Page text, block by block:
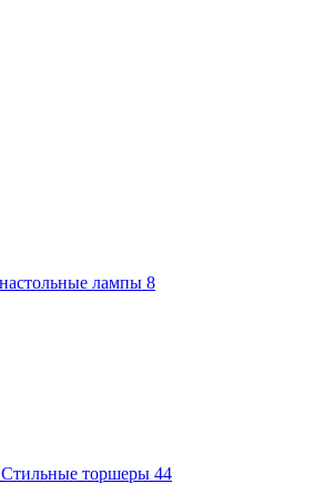
лампы 8
Стильные торшеры 44